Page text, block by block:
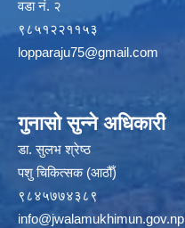
वडा नं. २
९८५१२२११५३
lopparaju75@gmail.com
गुनासो सुन्ने अधिकारी
डा. सुलभ श्रेष्ठ
पशु चिकित्सक (आठौँ)
९८४५७७४३८९
info@jwalamukhimun.gov.np